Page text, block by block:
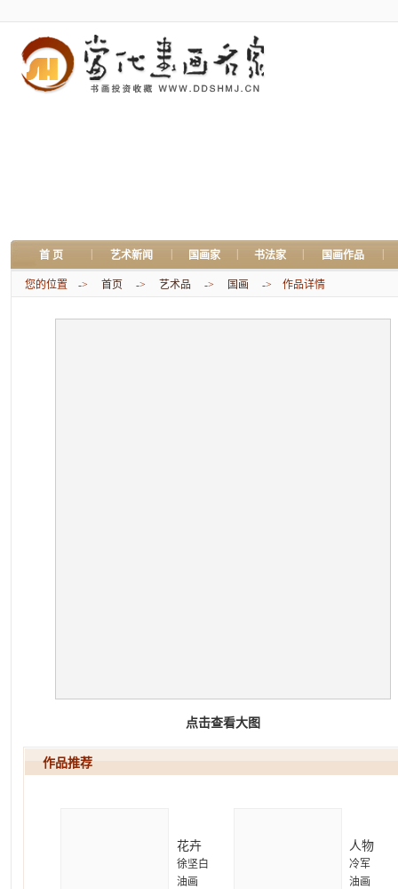
首 页 艺术新闻 国画家 书法家 国画作品
您的位置 -> 首页 -> 艺术品 -> 国画 -> 作品详情
点击查看大图
作品推荐
花卉
徐坚白
油画
人物
冷军
油画